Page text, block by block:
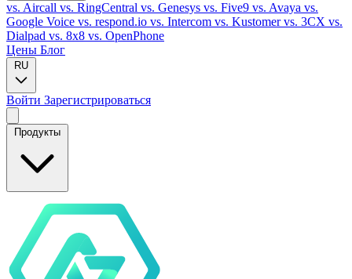
vs. Aircall vs. RingCentral vs. Genesys vs. Five9 vs. Avaya vs.
Google Voice vs. respond.io vs. Intercom vs. Kustomervs. 3CX vs.
Dialpad vs. 8x8 vs. OpenPhone
Цены Блог
RU
Войти Зарегистрироваться
Продукты